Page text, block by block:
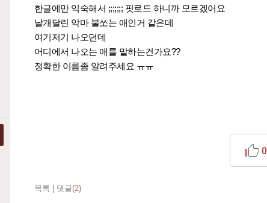
한글에만 익숙해서 ;;;;;;; 핏로드 하니까 모르겠어요
날개달린 악마 불쏘는 애인거 같은데
여기저기 나오던데
어디에서 나오는 애를 말하는건가요??
정확한 이름좀 알려주세요 ㅠㅠ
목록 댓글(2)
0